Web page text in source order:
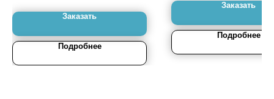
Заказать
Подробнее
Заказать
Подробнее